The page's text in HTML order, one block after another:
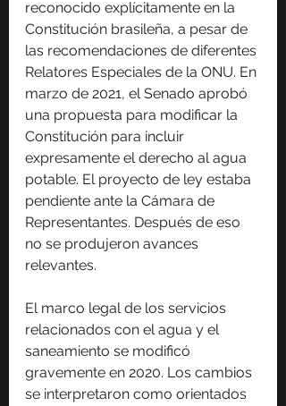
reconocido explícitamente en la
Constitución brasileña, a pesar de
las recomendaciones de diferentes
Relatores Especiales de la ONU. En
marzo de 2021, el Senado aprobó
una propuesta para modificar la
Constitución para incluir
expresamente el derecho al agua
potable. El proyecto de ley estaba
pendiente ante la Cámara de
Representantes. Después de eso
no se produjeron avances
relevantes.
El marco legal de los servicios
relacionados con el agua y el
saneamiento se modificó
gravemente en 2020. Los cambios
se interpretaron como orientados